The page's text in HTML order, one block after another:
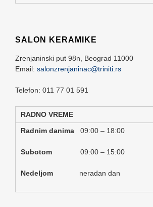
SALON KERAMIKE
Zrenjaninski put 98n, Beograd 11000
Email: salonzrenjaninac@triniti.rs
Telefon: 011 77 01 591
RADNO VREME
Radnim danima 09:00 – 18:00
Subotom 09:00 – 15:00
Nedeljom neradan dan